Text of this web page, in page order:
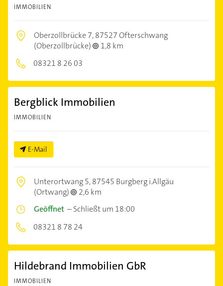
IMMOBILIEN
Oberzollbrücke 7,87527 Ofterschwang
(Oberzollbrücke)
1,8 km
08321 8 26 03
Bergblick Immobilien
IMMOBILIEN
E-Mail
Unterortwang 5,87545 Burgberg i.Allgäu
(Ortwang)
2,6 km
Geöffnet –Schließt um 18:00
08321 8 78 24
Hildebrand Immobilien GbR
IMMOBILIEN